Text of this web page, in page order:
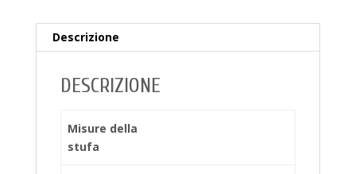
Descrizione
DESCRIZIONE
Misure della
stufa